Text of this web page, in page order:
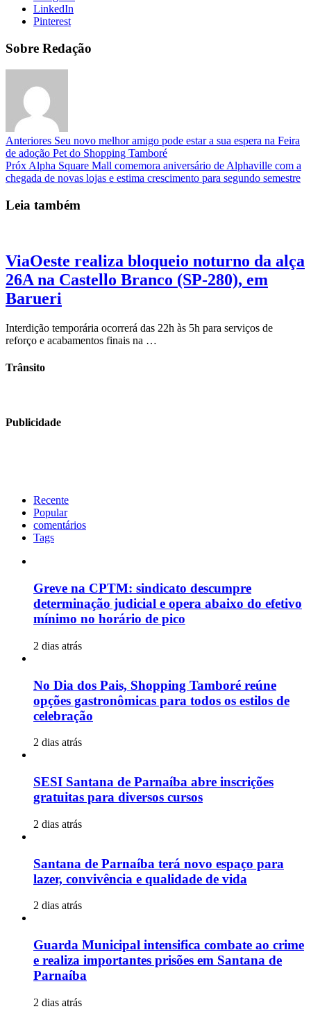
LinkedIn
Pinterest
Sobre Redação
Anteriores Seu novo melhor amigo pode estar a sua espera na Feira
de adoção Pet do Shopping Tamboré
Próx Alpha Square Mall comemora aniversário de Alphaville com a
chegada de novas lojas e estima crescimento para segundo semestre
Leia também
ViaOeste realiza bloqueio noturno da alça
26A na Castello Branco (SP-280), em
Barueri
Interdição temporária ocorrerá das 22h às 5h para serviços de
reforço e acabamentos finais na …
Trânsito
Publicidade
Recente
Popular
comentários
Tags
Greve na CPTM: sindicato descumpre
determinação judicial e opera abaixo do efetivo
mínimo no horário de pico
2 dias atrás
No Dia dos Pais, Shopping Tamboré reúne
opções gastronômicas para todos os estilos de
celebração
2 dias atrás
SESI Santana de Parnaíba abre inscrições
gratuitas para diversos cursos
2 dias atrás
Santana de Parnaíba terá novo espaço para
lazer, convivência e qualidade de vida
2 dias atrás
Guarda Municipal intensifica combate ao crime
e realiza importantes prisões em Santana de
Parnaíba
2 dias atrás